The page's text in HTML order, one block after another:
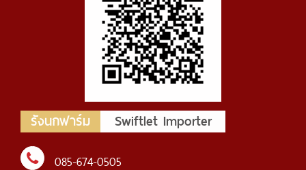
รังนกฟาร์ม Swiftlet Importer
085-674-0505